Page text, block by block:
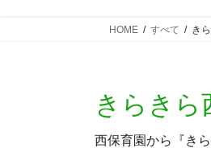
HOME すべて き
きらきら
西保育園から『き